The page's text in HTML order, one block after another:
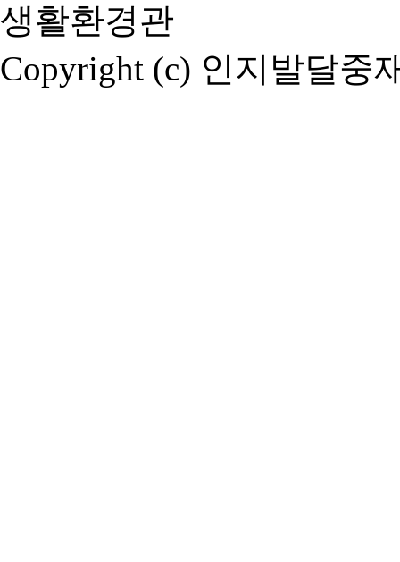
생활환경관
Copyright (c) 인지발달중